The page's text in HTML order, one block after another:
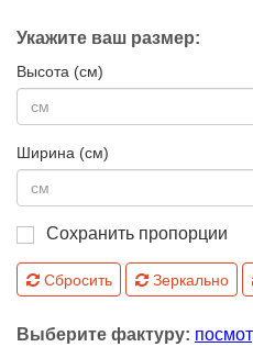
Укажите ваш размер:
Высота (см)
Ширина (см)
Сохранить пропорции
Сбросить Зеркально
Выберите фактуру: